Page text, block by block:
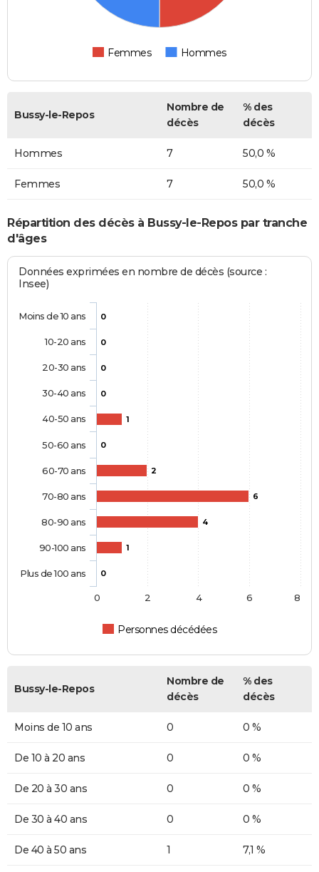
Femmes Hommes
Bussy-le-Repos
Nombre de
décès
% des
décès
Hommes 7 50,0 %
Femmes 7 50,0 %
Répartition des décès à Bussy-le-Repos par tranche
d'âges
Données exprimées en nombre de décès (source :
Insee)
0
0
0
0
1
0
2
6
4
1
0
Personnes décédées
Moins de 10 ans
10-20 ans
20-30 ans
30-40 ans
40-50 ans
50-60 ans
60-70 ans
70-80 ans
80-90 ans
90-100 ans
Plus de 100 ans
0 2 4 6 8
Bussy-le-Repos
Nombre de
décès
% des
décès
Moins de 10 ans 0 0 %
De 10 à 20 ans 0 0 %
De 20 à 30 ans 0 0 %
De 30 à 40 ans 0 0 %
De 40 à 50 ans 1 7,1 %